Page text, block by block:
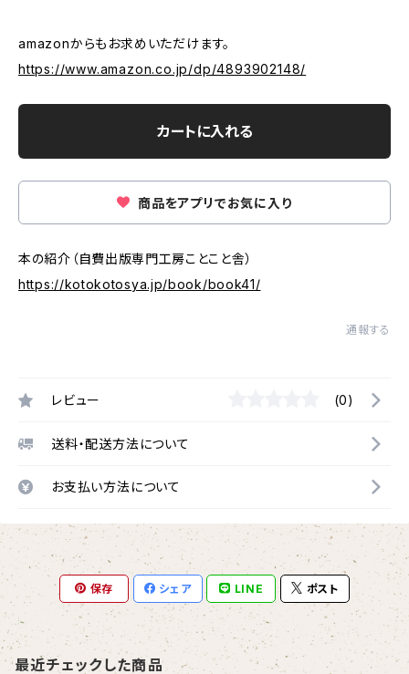
amazonからもお求めいただけます。
https://www.amazon.co.jp/dp/4893902148/
カートに入れる
商品をアプリでお気に入り
本の紹介（自費出版専門工房ことこと舎）
https://kotokotosya.jp/book/book41/
通報する
レビュー (0)
送料・配送方法について
お支払い方法について
保存 シェア LINE ポスト
最近チェックした商品